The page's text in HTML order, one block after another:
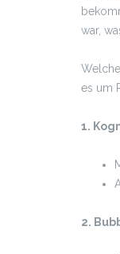
war,
es um
1.
2.